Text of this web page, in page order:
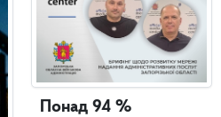
Понад 94 %